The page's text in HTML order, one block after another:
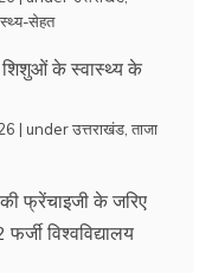
सेहत
शिशुओं के स्वास्थ्य के
| underउत्तराखंड ताजा
फ्रेंचाइजी के जरिए
विश्वविद्यालय